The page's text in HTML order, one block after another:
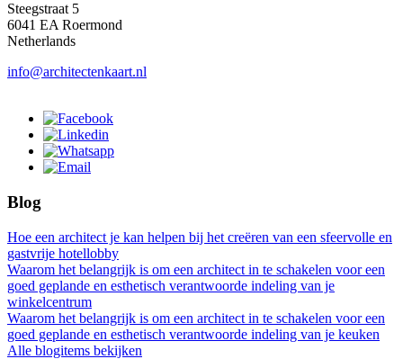
Steegstraat 5
6041 EA Roermond
Netherlands
info@architectenkaart.nl
Blog
Hoe een architect je kan helpen bij het creëren van een sfeervolle en
gastvrije hotellobby
Waarom het belangrijk is om een architect in te schakelen voor een
goed geplande en esthetisch verantwoorde indeling van je
winkelcentrum
Waarom het belangrijk is om een architect in te schakelen voor een
goed geplande en esthetisch verantwoorde indeling van je keuken
Alle blogitems bekijken